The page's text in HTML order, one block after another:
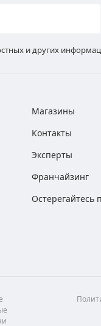
и других
Магазины
Контакты
Эксперты
Франчайзинг
Остерегайтесь